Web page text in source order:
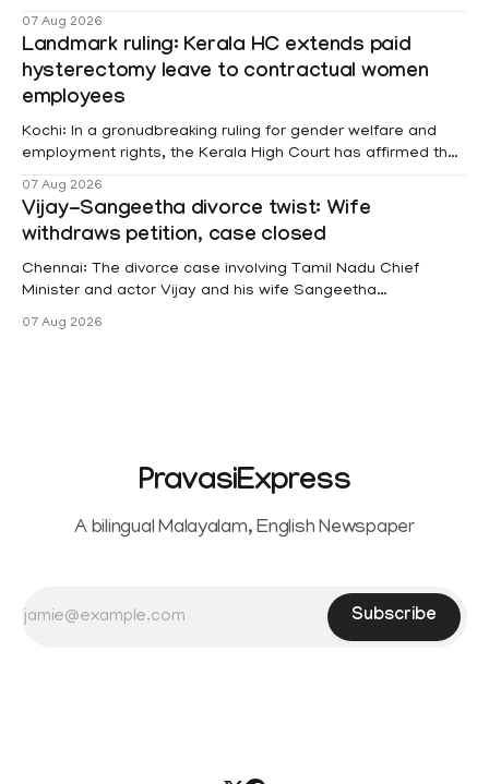
07 Aug 2026
Landmark ruling: Kerala HC extends paid
hysterectomy leave to contractual women
employees
Kochi: In a gronudbreaking ruling for gender welfare and
employment rights, the Kerala High Court has affirmed that
projects are eligible for paid medical leave following
hysterectomy surgery under the Kerala Service Rules
(KSR). The court noted that since essential benefits like
maternity
07 Aug 2026
Vijay-Sangeetha divorce twist: Wife
withdraws petition, case closed
Chennai: The divorce case involving Tamil Nadu Chief
Minister and actor Vijay and his wife Sangeetha
Sowrnalingam has taken a new turn after Sangeetha
07 Aug 2026
PravasiExpress
A bilingual Malayalam, English Newspaper
Subscribe